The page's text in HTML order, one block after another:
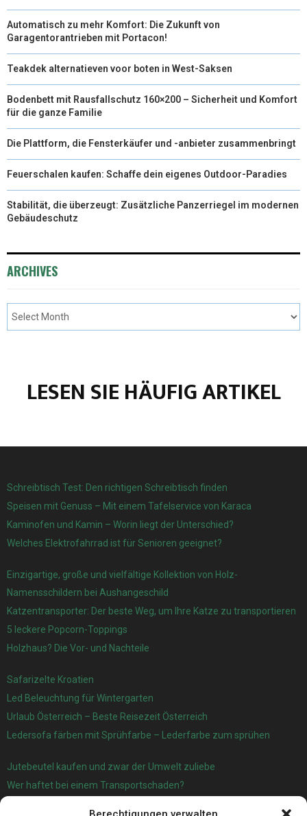
Automatisch zu mehr Komfort: Die Zukunft von
Garagentorantrieben mit Portacon!
Teakdek alternatieven voor boten in West-Saksen
Bodenbett mit Rausfallschutz 160×200 – Sicherheit und Komfort
für die ganze Familie
Die Plattform, die Fensterkäufer und -anbieter zusammenbringt
Feuerschalen kaufen: Schaffe dein eigenes Outdoor-Paradies
Stabilität, die überzeugt: Zusätzliche Panzerriegel im modernen
Gebäudeschutz
ARCHIVES
LESEN SIE HÄUFIG ARTIKEL
Schreibtisch Test: Den richtigen Schreibtisch finden
Speisen mit Genuss – Mit einem Tafelservice von Karaca
Kaminofen und Kamin – Worin liegt der Unterschied?
Welches Elektrofahrrad ist für Senioren geeignet?
Einzigartige, große und vielfältige Kollektion von Holz-
Namensschildern bei Aushangeschild
Katzentransporter: Der beste Weg, um Ihre Katze zu transportieren
5 leckere Popcorn-Toppings
Holzhaus? Die Vor- und Nachteile
Safarizelte Kroatien
Led Beleuchtung für Wintergarten
Urlaub Österreich – Beste Reisezeit Österreich
Ledersofa färben mit Sprühfarbe – Lederfarbe zum sprühen
Jutebeutel kaufen und zwar der Umwelt zuliebe
Wer haftet bei einem Transportschaden?